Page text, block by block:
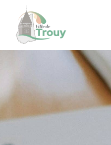
principal